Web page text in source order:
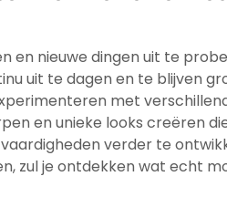
en nieuwe dingen uit te
uit te dagen en te blijven
met
en unieke looks creëren
verder te
zul je ontdekken wat echt